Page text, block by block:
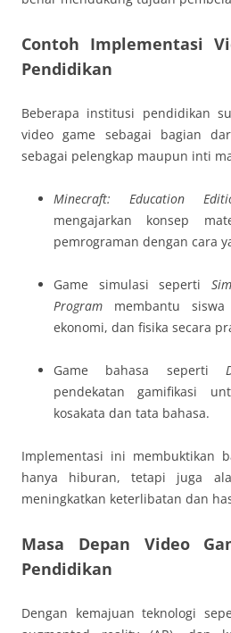
Contoh Implementasi
Pendidikan
Beberapa institusi pendidikan
video game sebagai bagian
sebagai pelengkap maupun inti
Minecraft: Education
mengajarkan konsep
pemrograman dengan cara
Game simulasi seperti
Program membantu
ekonomi, dan fisika secara
Game bahasa seperti
pendekatan gamifikasi
kosakata dan tata bahasa.
Implementasi ini membuktikan
hanya hiburan, tetapi juga
meningkatkan keterlibatan dan
Masa Depan Video
Pendidikan
Dengan kemajuan teknologi